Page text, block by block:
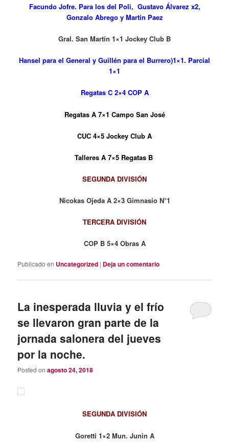
Facundo Jofre. Paralos del Poli, Gustavo Álvarez x2,
Gonzalo Abrego y Martin Paez
Gral. San Martín 1×1 Jockey Club B
Hansel para el General y Guillén para el Burrero)1×1. Parcial
1×1
Regatas C 2×4 COP A
Regatas A 7×1 Campo San José
CUC 4×5 Jockey Club A
Talleres A 7×5 Regatas B
SEGUNDA DIVISIÓN
Nicokas Ojeda A 2×3 Gimnasio N°1
TERCERA DIVISIÓN
COP B 5×4 Obras A
Publicado en Uncategorized | Deja un comentario
La inesperada lluvia y el frío
se llevaron gran parte de la
jornada salonera del jueves
por la noche.
Posted onagosto 24, 2018
SEGUNDA DIVISIÓN
Goretti 1×2 Mun. Junin A